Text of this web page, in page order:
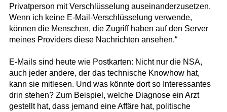
Privatperson mit Verschlüsselung auseinanderzusetzen.
Wenn ich keine E-Mail-Verschlüsselung verwende,
können die Menschen, die Zugriff haben auf den Server
meines Providers diese Nachrichten ansehen.“
E-Mails sind heute wie Postkarten: Nicht nur die NSA,
auch jeder andere, der das technische Knowhow hat,
kann sie mitlesen. Und was könnte dort so Interessantes
drin stehen? Zum Beispiel, welche Diagnose ein Arzt
gestellt hat, dass jemand eine Affäre hat, politische